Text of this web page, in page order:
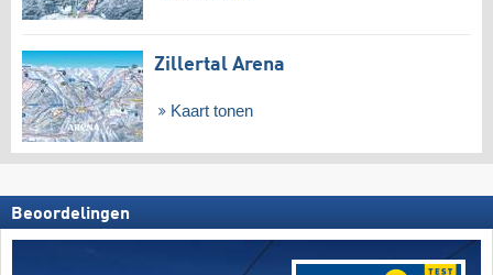
Zillertal Arena
Kaart tonen
Beoordelingen